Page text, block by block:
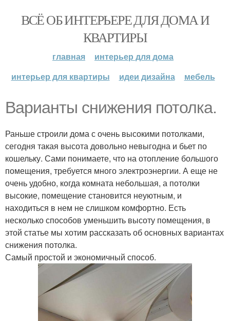
ВСЁ ОБ ИНТЕРЬЕРЕ ДЛЯ ДОМА И
КВАРТИРЫ
главная
интерьер для дома
интерьер для квартиры
идеи дизайна мебель
Варианты снижения потолка.
Раньше строили дома с очень высокими потолками,
сегодня такая высота довольно невыгодна и бьет по
кошельку. Сами понимаете, что на отопление большого
помещения, требуется много электроэнергии. А еще не
очень удобно, когда комната небольшая, а потолки
высокие, помещение становится неуютным, и
находиться в нем не слишком комфортно. Есть
несколько способов уменьшить высоту помещения, в
этой статье мы хотим рассказать об основных вариантах
снижения потолка.
Самый простой и экономичный способ.